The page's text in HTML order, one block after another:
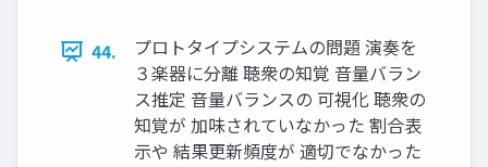
44.
プロトタイプシステムの問題 演奏を
３楽器に分離 聴衆の知覚 音量バラン
ス推定 音量バランスの 可視化 聴衆の
知覚が 加味されていなかった 割合表
示や 結果更新頻度が 適切でなかった